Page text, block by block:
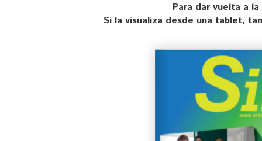
Para dar vuelta a
Si la visualiza desde una tablet,